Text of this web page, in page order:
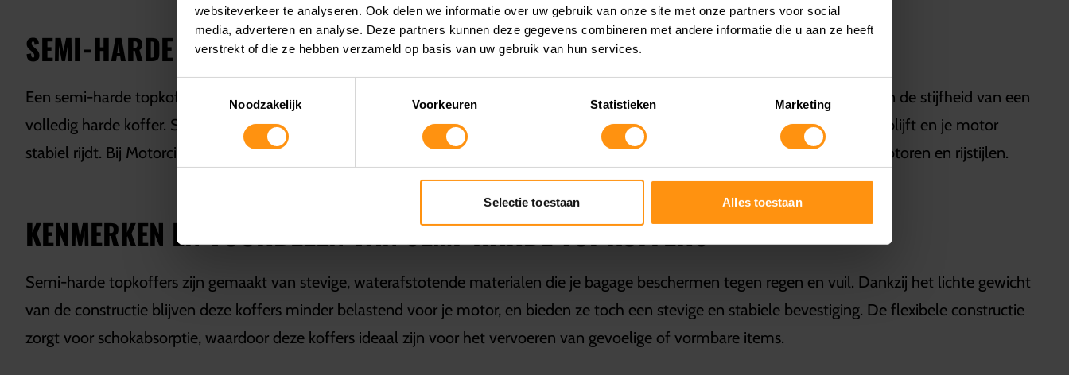
websiteverkeer te analyseren. Ook delen we informatie over uw gebruik van onze site met onze partners voor social
media, adverteren en analyse. Deze partners kunnen deze gegevens combineren met andere informatie die u aan ze heeft
verstrekt of die ze hebben verzameld op basis van uw gebruik van hun services.
Noodzakelijk
Voorkeuren Statistieken Marketing
Selectie toestaan Alles toestaan
SEMI-HARDE TOPKOFFER KOPEN BIJ MOTORCITY AMSTERDAM
Een semi-harde topkoffer is een ideale oplossing voor motorrijders die op zoek zijn naar extra opbergruimte zonder het gewicht en de stijfheid van een
volledig harde koffer. Semi-harde topkoffers bieden de perfecte balans tussen bescherming en flexibiliteit, zodat jebagage
veilig blijft en je motor
stabiel rijdt. Bij Motorcity Amsterdam vind je een uitgebreid aanbod semi-harde topkoffers die zijn afgestemd op verschillende motoren en rijstijlen.
KENMERKEN EN VOORDELEN VAN SEMI-HARDE TOPKOFFERS
Semi-harde topkoffers zijn gemaakt van stevige, waterafstotende materialen die je bagage beschermen tegen regen en vuil. Dankzij het lichte gewicht
van de constructie blijven deze koffers minder belastend voor je motor, en bieden ze toch een stevige en stabiele bevestiging. De flexibele constructie
zorgt voor schokabsorptie, waardoor deze koffers ideaal zijn voor het vervoeren van gevoelige of vormbare items.